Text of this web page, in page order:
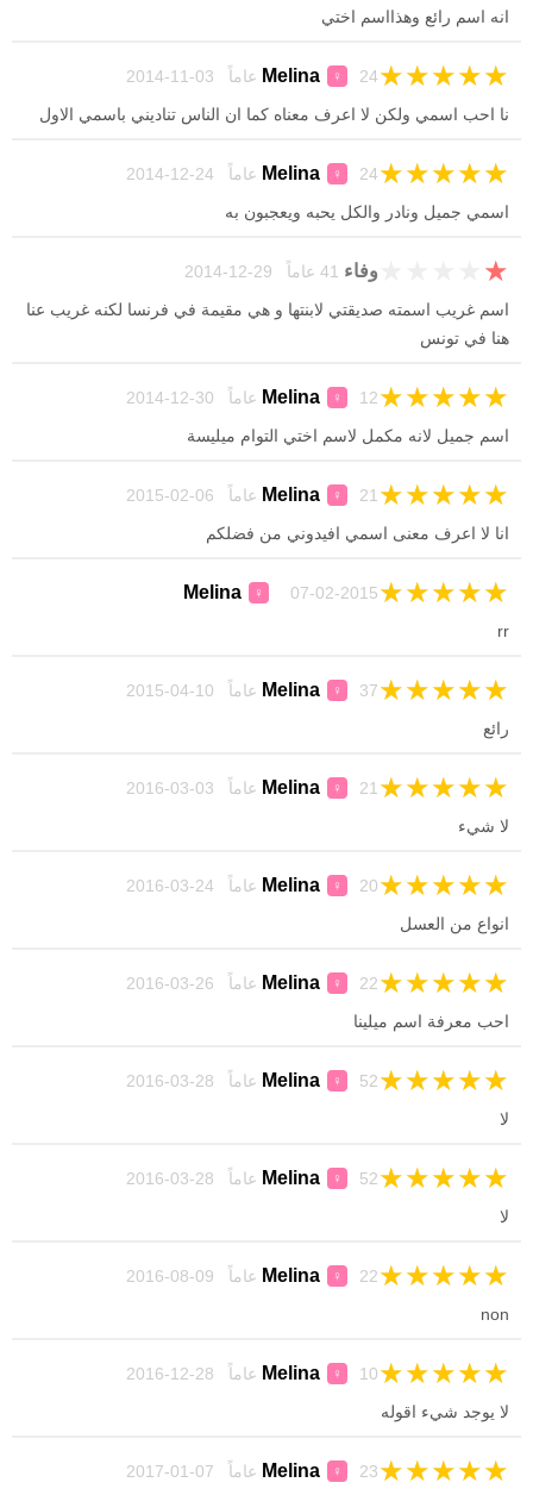
انه اسم رائع وهذااسم اختي
Melina ♀ 24 عاماً 03-11-2014 ★
★
★
★
★
نا احب اسمي ولكن لا اعرف معناه كما ان الناس تناديني باسمي الاول
Melina ♀ 24 عاماً 24-12-2014 ★
★
★
★
★
اسمي جميل ونادر والكل يحبه ويعجبون به
وفاء ★
اسم غريب اسمته صديقتي لابنتها و هي مقيمة في فرنسا لكنه غريب عنا
هنا في تونس
Melina ♀ 12 عاماً 30-12-2014 ★
★
★
★
★
اسم جميل لانه مكمل لاسم اختي التوام ميليسة
Melina ♀ 21 عاماً 06-02-2015 ★
★
★
★
★
انا لا اعرف معنى اسمي افيدوني من فضلكم
Melina ♀ 07-02-2015 ★
★
★
★
★
rr
Melina ♀ 37 عاماً 10-04-2015 ★
★
★
★
★
رائع
Melina ♀ 21 عاماً 03-03-2016 ★
★
★
★
★
لا شيء
Melina ♀ 20 عاماً 24-03-2016 ★
★
★
★
★
انواع من العسل
Melina ♀ 22 عاماً 26-03-2016 ★
★
★
★
★
احب معرفة اسم ميلينا
Melina ♀ 52 عاماً 28-03-2016 ★
★
★
★
★
لا
Melina ♀ 52 عاماً 28-03-2016 ★
★
★
★
★
لا
Melina ♀ 22 عاماً 09-08-2016 ★
★
★
★
★
non
Melina ♀ 10 عاماً 28-12-2016 ★
★
★
★
★
لا يوجد شيء اقوله
Melina ♀ 23 عاماً 07-01-2017 ★
★
★
★
★